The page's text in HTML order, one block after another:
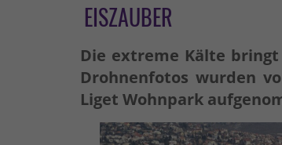
EISZAUBER
Die extreme Kälte
Drohnenfotos wurden
Liget Wohnpark